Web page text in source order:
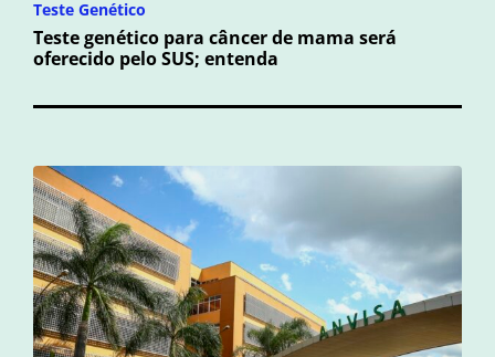
Teste Genético
Teste genético para câncer de mama será
oferecido pelo SUS; entenda